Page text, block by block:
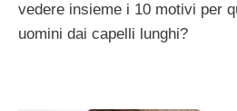
vedere insieme i 10 motivi per
uomini dai capelli lunghi?